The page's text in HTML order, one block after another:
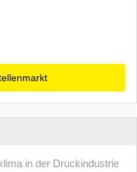
in der Druckindustrie